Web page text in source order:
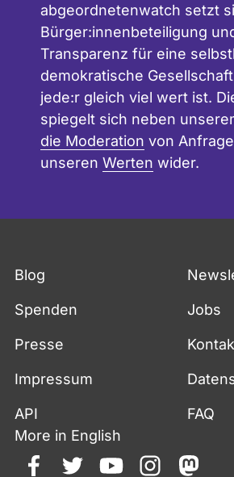
abgeordnetenwatch setzt
Bürger:innenbeteiligung
Transparenz für eine
demokratische
jede:r gleich viel wert ist.
spiegelt sich neben
die Moderation von
unseren Werten wider.
Blog
Spenden Jobs
Presse
Impressum
API
FAQ
More in English